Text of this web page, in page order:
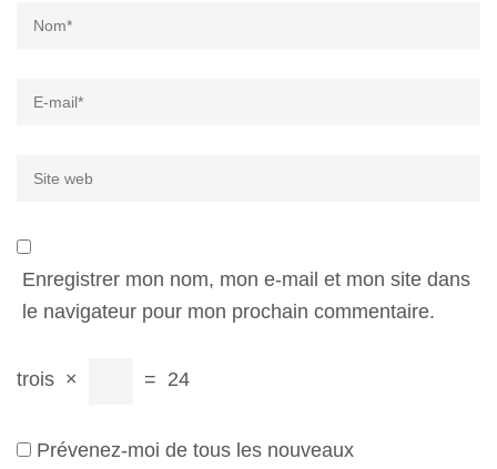
Name*
Email *
Site
Enregistrer mon nom, mon e-mail et mon site dans
le navigateur pour mon prochain commentaire.
trois × = 24
Prévenez-moi de tous les nouveaux